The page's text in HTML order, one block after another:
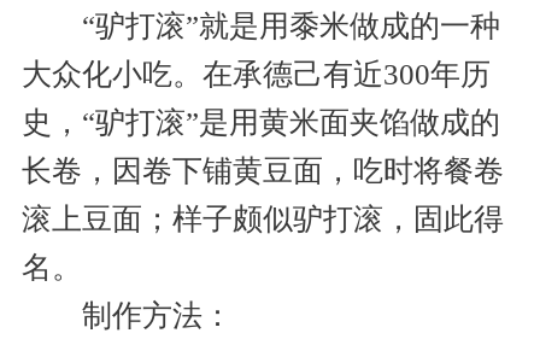
“驴打滚”就是用黍米做成的一种
大众化小吃。在承德己有近300年历
史，“驴打滚”是用黄米面夹馅做成的
长卷，因卷下铺黄豆面，吃时将餐卷
滚上豆面；样子颇似驴打滚，固此得
名。
制作方法：